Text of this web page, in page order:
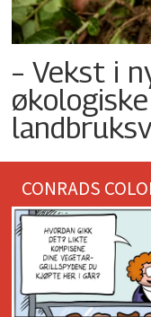
– Vekst i
økologiske
CONRADS